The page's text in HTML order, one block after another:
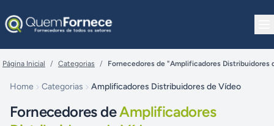
Página Inicial / Categorias / Fornecedores de "Amplificadores Distribuidores
Home Categorias Amplificadores Distribuidores de Vídeo
Fornecedores deAmplificadores